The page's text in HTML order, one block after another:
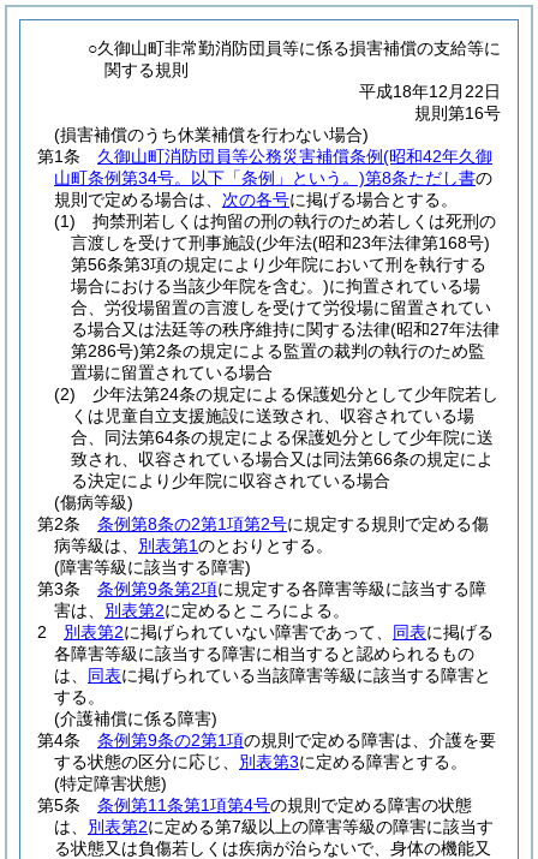
○久御山町非常勤消防団員等に係る損害補償の支給等に
関する規則
平成18年12月22日
規則第16号
(損害補償のうち休業補償を行わない場合)
第1条
久御山町消防団員等公務災害補償条例(昭和42年久御
山町条例第34号。以下「条例」という。)第8条ただし書の
規則で定める場合は、 次の各号に掲げる場合とする。
(1)
拘禁刑若しくは拘留の刑の執行のため若しくは死刑の
言渡しを受けて刑事施設(少年法(昭和23年法律第168号)
第56条第3項の規定により少年院において刑を執行する
場合における当該少年院を含む。)に拘置されている場
合、労役場留置の言渡しを受けて労役場に留置されてい
る場合又は法廷等の秩序維持に関する法律(昭和27年法律
第286号)第2条の規定による監置の裁判の執行のため監
置場に留置されている場合
(2)
少年法第24条の規定による保護処分として少年院若し
くは児童自立支援施設に送致され、収容されている場
合、同法第64条の規定による保護処分として少年院に送
致され、収容されている場合又は同法第66条の規定によ
る決定により少年院に収容されている場合
(傷病等級)
第2条
条例第8条の2第1項第2号に規定する規則で定める傷
病等級は、 別表第1のとおりとする。
(障害等級に該当する障害)
第3条
条例第9条第2項に規定する各障害等級に該当する障
害は、 別表第2に定めるところによる。
2
別表第2に掲げられていない障害であって、 同表に掲げる
各障害等級に該当する障害に相当すると認められるもの
は、 同表に掲げられている当該障害等級に該当する障害と
する。
(介護補償に係る障害)
第4条
条例第9条の2第1項の規則で定める障害は、介護を要
する状態の区分に応じ、 別表第3に定める障害とする。
(特定障害状態)
第5条
条例第11条第1項第4号の規則で定める障害の状態
は、 別表第2に定める第7級以上の障害等級の障害に該当す
る状態又は負傷若しくは疾病が治らないで、身体の機能又